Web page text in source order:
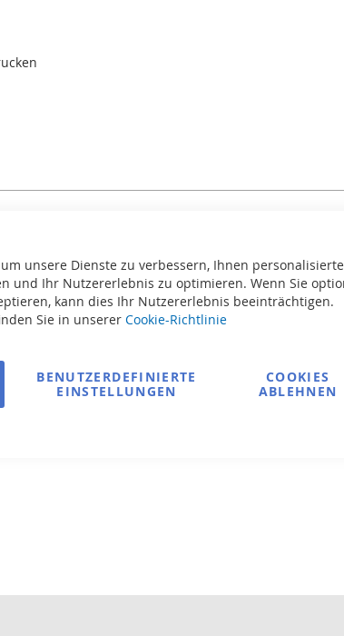
unsere Dienste zu verbessern, Ihnen personalisierte
und Ihr Nutzererlebnis zu optimieren. Wenn Sie
kann dies Ihr Nutzererlebnis beeinträchtigen.
Sie in unserer Cookie-Richtlinie
BENUTZERDEFINIERTE
EINSTELLUNGEN
COOKIES
ABLEHNEN
A3 Thermo – für Pool
die die Wassertemperatur hält und den Pool vor
Verschieben der Segmente. Trotz der niedrigen